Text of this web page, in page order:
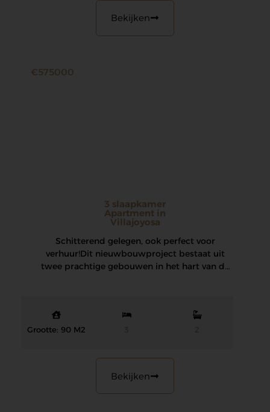
Bekijken
€575000
3 slaapkamer
Apartment in
Villajoyosa
Schitterend gelegen, ook perfect voor
verhuur! Dit nieuwbouwproject bestaat uit
twee prachtige gebouwen in het hart van de
Grootte: 90 M2 3 2
Bekijken